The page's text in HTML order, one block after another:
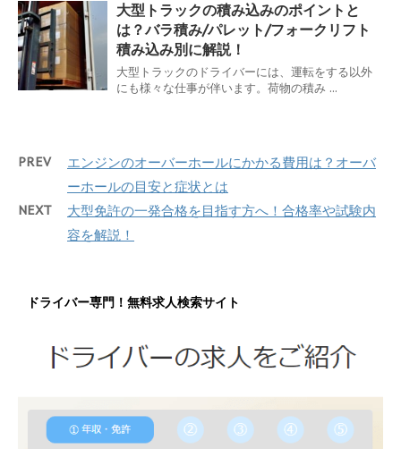
大型トラックの積み込みのポイントと
は？バラ積み/パレット/フォークリフト
積み込み別に解説！
大型トラックのドライバーには、運転をする以外
にも様々な仕事が伴います。荷物の積み ...
PREV
エンジンのオーバーホールにかかる費用は？オーバ
ーホールの目安と症状とは
NEXT
大型免許の一発合格を目指す方へ！合格率や試験内
容を解説！
ドライバー専門！無料求人検索サイト